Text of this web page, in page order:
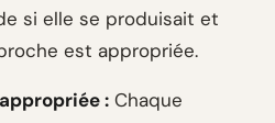
si elle se produisait et
est appropriée.
: Chaque